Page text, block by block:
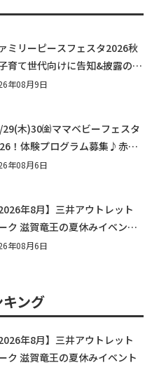
ミリーピースフェスタ2026秋
育て世代向けに告知&披露の場
て♪ステージ又はブース出店
年08月9日
29(木)30㈮ママベビーフェスタ
！体験プログラム募集♪赤ち
向けイベントに出演しません
年08月6日
2026年8月】三井アウトレット
ク 滋賀竜王の夏休みイベント
め！びしょぬれ水あそび・激
年08月6日
ング
2026年8月】三井アウトレット
ク 滋賀竜王の夏休みイベント